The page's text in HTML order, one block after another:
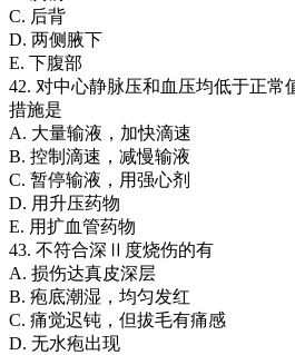
C. 后背
D. 两侧腋下
E. 下腹部
42. 对中心静脉压和血压均低于正常
措施是
A. 大量输液，加快滴速
B. 控制滴速，减慢输液
C. 暂停输液，用强心剂
D. 用升压药物
E. 用扩血管药物
43. 不符合深Ⅱ度烧伤的有
A. 损伤达真皮深层
B. 疱底潮湿，均匀发红
C. 痛觉迟钝，但拔毛有痛感
D. 无水疱出现